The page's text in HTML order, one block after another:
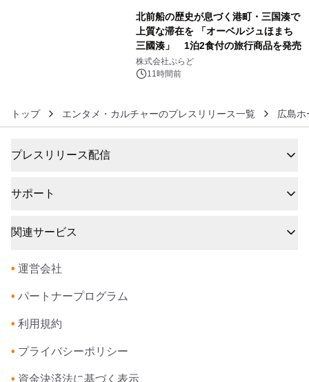
北前船の歴史が息づく港町・三国湊で
上質な滞在を 「オーベルジュほまち
三國湊」 1泊2食付の旅行商品を発売
株式会社ぷらど
11時間前
トップ エンタメ・カルチャーのプレスリリース一覧 広島ホ
プレスリリース配信
サポート
関連サービス
• 運営会社
• パートナープログラム
• 利用規約
• プライバシーポリシー
• 資金決済法に基づく表示